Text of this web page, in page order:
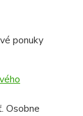
ponuky
Osobne